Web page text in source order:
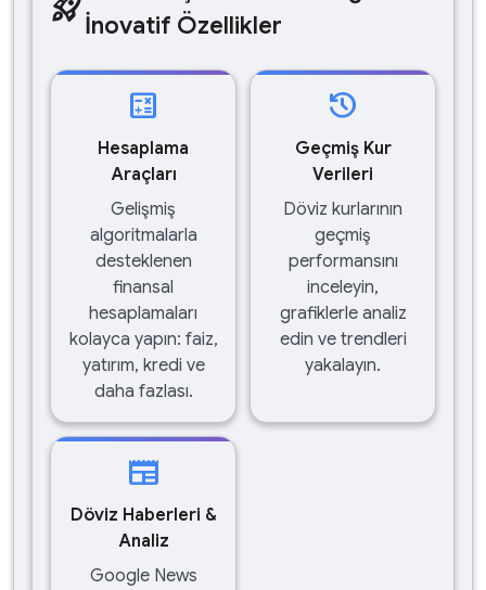
İnovatif Özellikler
calculate
Hesaplama
Araçları
Gelişmiş
algoritmalarla
desteklenen
finansal
hesaplamaları
kolayca yapın: faiz,
yatırım, kredi ve
daha fazlası.
history
Geçmiş Kur
Verileri
Döviz kurlarının
geçmiş
performansını
inceleyin,
grafiklerle analiz
edin ve trendleri
yakalayın.
newspaper
Döviz Haberleri &
Analiz
Google News